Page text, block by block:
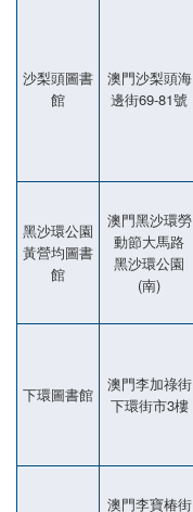
沙梨頭圖書
館
澳門沙梨頭海
邊街69-81號
黑沙環公園
黃營均圖書
館
澳門黑沙環勞
動節大馬路
黑沙環公園
(南)
下環圖書館
澳門李加祿街
下環街市3樓
澳門李寶椿街